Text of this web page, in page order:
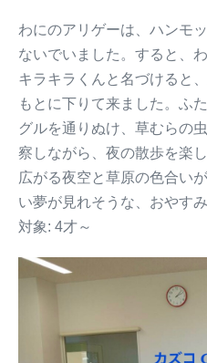
わにのアリゲーは、ハンモ
ないでいました。すると、
キラキラくんと名づけると
もとに下りて来ました。ふ
グルを通りぬけ、草むらの
察しながら、夜の散歩を楽
広がる夜空と草原の色合い
い夢が見れそうな、おやす
対象: 4才～